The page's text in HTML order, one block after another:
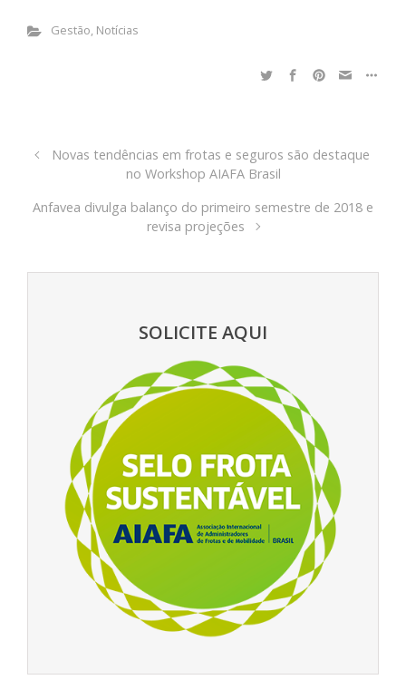
Gestão, Notícias
Novas tendências em frotas e seguros são destaque
no Workshop AIAFA Brasil
Anfavea divulga balanço do primeiro semestre de 2018 e
revisa projeções
SOLICITE AQUI